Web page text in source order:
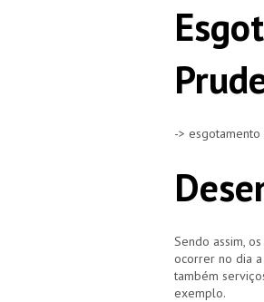
->
Sendo assim,
ocorrer no dia
também
exemplo.